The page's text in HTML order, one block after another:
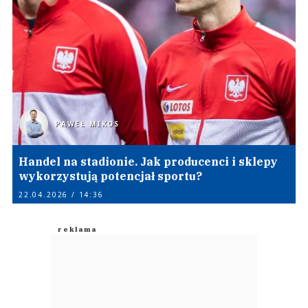
PAWEŁ MIKOS
Handel na stadionie. Jak producenci i sklepy
wykorzystują potencjał sportu?
22.04.2026 / 14:36